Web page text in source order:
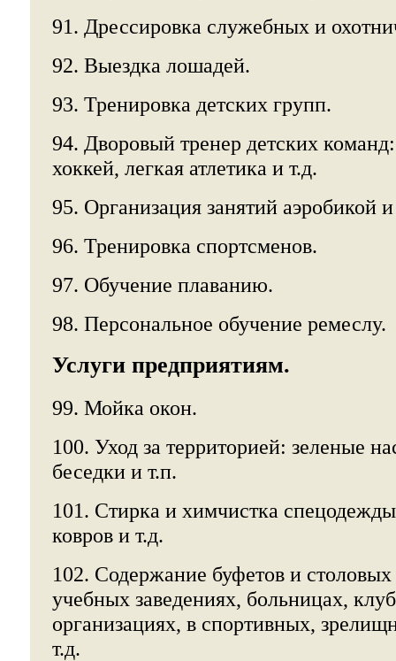
91. Дрессировка служебных и
92. Выездка лошадей.
93. Тренировка детских групп.
94. Дворовый тренер детских
хоккей, легкая атлетика и т.д.
95. Организация занятий аэробикой
96. Тренировка спортсменов.
97. Обучение плаванию.
98. Персональное обучение ремеслу.
Услуги предприятиям.
99. Мойка окон.
100. Уход за территорией: зеленые
беседки и т.п.
101. Стирка и химчистка
ковров и т.д.
102. Содержание буфетов и
учебных заведениях, больницах,
организациях, в спортивных,
т.д.